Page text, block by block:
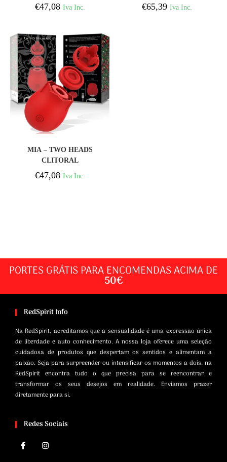
– GOLDEN ROSE L
€47,08 Iva Inc. €65,39 Iva Inc.
MIA – TWO HEADS
CLITORAL
STIMULATOR LUXURY
EDITION
€47,08 Iva Inc.
PORTES GRÁTIS PARA ENCOMENDAS ACIMA DE
50€
RedSpirit Info
Na RedSpirit, acreditamos que a sensualidade é uma expressão única
de liberdade e auto conhecimento. A nossa loja oferece uma seleção
cuidadosa de produtos que despertam os sentidos e alimentam a
paixão. Seja para surpreender ou intensificar os momentos a dois, na
RedSpirit encontra tudo o que precisa para se reencontrar e
transformar os seus desejos em realidade. Enviamos prazer
diretamente para si.
Redes Sociais